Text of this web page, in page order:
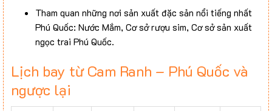
Tham quan những nơi sản xuất đặc sản nổi tiếng nhất
Phú Quốc: Nước Mắm, Cơ sở rượu sim, Cơ sở sản xuất
ngọc trai Phú Quốc.
Lịch bay từ Cam Ranh – Phú Quốc và
ngược lại